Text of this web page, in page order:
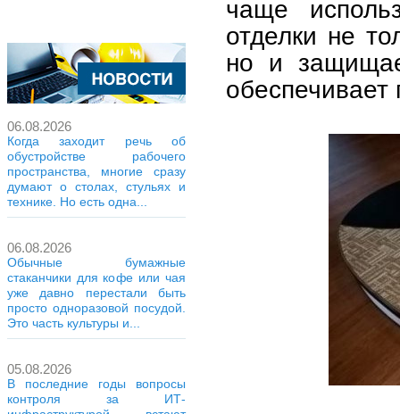
06.08.2026
Когда заходит речь об
обустройстве рабочего
пространства, многие сразу
думают о столах, стульях и
технике. Но есть одна...
06.08.2026
Обычные бумажные
стаканчики для кофе или чая
уже давно перестали быть
просто одноразовой посудой.
Это часть культуры и...
05.08.2026
В последние годы вопросы
контроля за ИТ-
чаще
отделки не
но и